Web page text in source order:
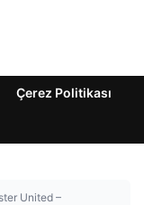
Çerez Politikası
United –